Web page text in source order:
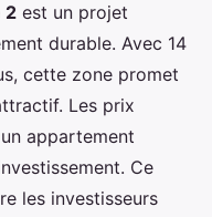
2 est un projet
durable. Avec 14
cette zone promet
Les prix
appartement
Ce
les investisseurs